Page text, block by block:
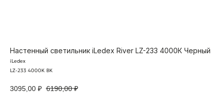
Настенный светильник iLedex River LZ-233 4000К Черный
iLedex
LZ-233 4000K BK
3095,00 ₽ 6190,00 ₽